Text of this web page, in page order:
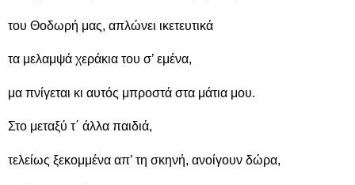
του Θοδωρή μας, απλώνει ικετευτικά
τα μελαμψά χεράκια του σ’ εμένα,
μα πνίγεται κι αυτός μπροστά στα μάτια μου.
Στο μεταξύ τ΄ άλλα παιδιά,
τελείως ξεκομμένα απ’ τη σκηνή, ανοίγουν δώρα,